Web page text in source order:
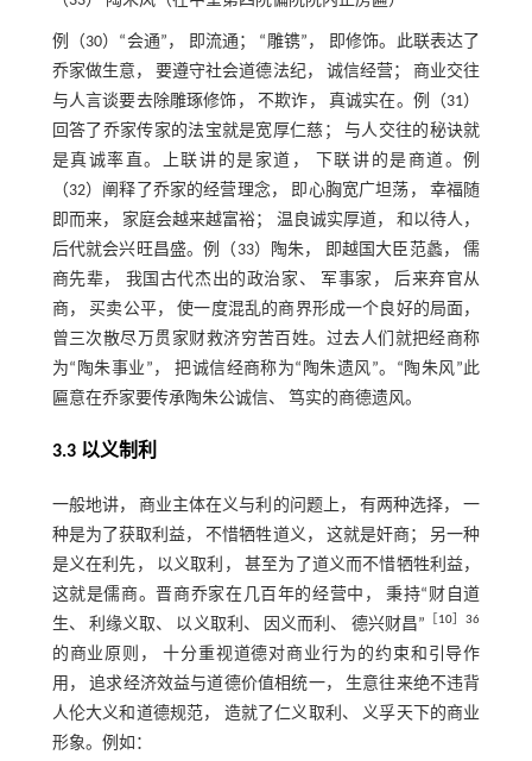
例（30）“会通”， 即流通； “雕镌”， 即修饰。此联表达了
乔家做生意， 要遵守社会道德法纪， 诚信经营； 商业交往
与人言谈要去除雕琢修饰， 不欺诈， 真诚实在。例（31）
回答了乔家传家的法宝就是宽厚仁慈； 与人交往的秘诀就
是真诚率直。上联讲的是家道， 下联讲的是商道。例
（32）阐释了乔家的经营理念， 即心胸宽广坦荡， 幸福随
即而来， 家庭会越来越富裕； 温良诚实厚道， 和以待人，
后代就会兴旺昌盛。例（33）陶朱， 即越国大臣范蠡， 儒
商先辈， 我国古代杰出的政治家、 军事家， 后来弃官从
商， 买卖公平， 使一度混乱的商界形成一个良好的局面，
曾三次散尽万贯家财救济穷苦百姓。过去人们就把经商称
为“陶朱事业”， 把诚信经商称为“陶朱遗风”。“陶朱风”此
匾意在乔家要传承陶朱公诚信、 笃实的商德遗风。
3.3 以义制利
一般地讲， 商业主体在义与利的问题上， 有两种选择， 一
种是为了获取利益， 不惜牺牲道义， 这就是奸商； 另一种
是义在利先， 以义取利， 甚至为了道义而不惜牺牲利益，
这就是儒商。晋商乔家在几百年的经营中， 秉持“财自道
生、 利缘义取、 以义取利、 因义而利、 德兴财昌”
10 ］36
的商业原则， 十分重视道德对商业行为的约束和引导作
用， 追求经济效益与道德价值相统一， 生意往来绝不违背
人伦大义和道德规范， 造就了仁义取利、 义孚天下的商业
形象。例如：